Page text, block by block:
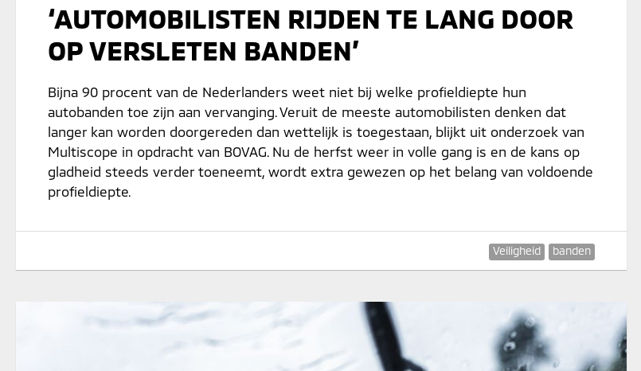
‘AUTOMOBILISTEN RIJDEN TE LANG DOOR
OP VERSLETEN BANDEN’
Bijna 90 procent van de Nederlanders weet niet bij welke profieldiepte hun
autobanden toe zijn aan vervanging. Veruit de meeste automobilisten denken dat
langer kan worden doorgereden dan wettelijk is toegestaan, blijkt uit onderzoek van
Multiscope in opdracht van BOVAG. Nu de herfst weer in volle gang is en de kans op
gladheid steeds verder toeneemt, wordt extra gewezen op het belang van voldoende
profieldiepte.
banden
Veiligheid